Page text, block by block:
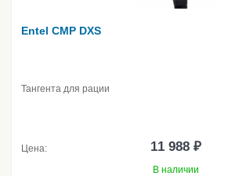
Entel CMP DXS
Тангента для рации
Цена: 11 988 ₽
В наличии